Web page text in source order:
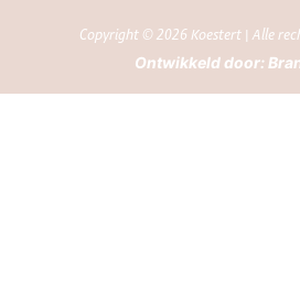
Copyright © 2026 Koestert | Alle
Ontwikkeld door: